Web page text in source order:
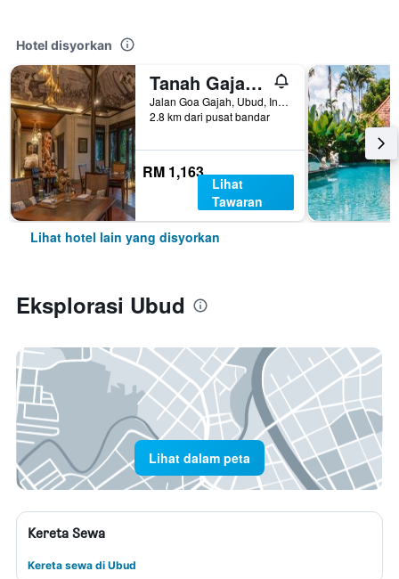
Hotel disyorkan
Tanah Gajah, a Resort by Hadiprana
Jalan Goa Gajah, Ubud, Indonesia
2.8 km dari pusat bandar
RM 1,163
Lihat
Tawaran
Lihat hotel lain yang disyorkan
Eksplorasi Ubud
Lihat dalam peta
Kereta Sewa
Kereta sewa di Ubud